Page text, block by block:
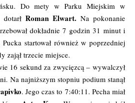
Do mety w Parku Miejskim w
Roman Elwart. Na pokonanie
dokładnie 7 godzin 31 minut i
startował również w poprzedniej
zajął trzecie miejsce.
16 sekund za zwycięzcą – wywalczył
Na najniższym stopniu podium stanął
. Jego czas to 7:40:11. Pecha miał